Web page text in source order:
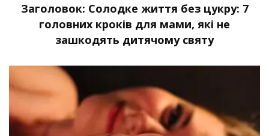
Заголовок: Солодке життя без цукру: 7
головних кроків для мами, які не
зашкодять дитячому святу